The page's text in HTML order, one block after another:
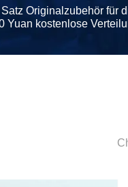
Originalzubehör für
Yuan kostenlose